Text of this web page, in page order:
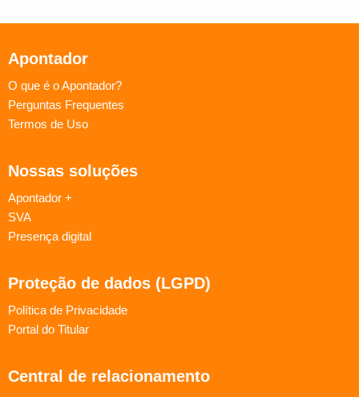
Apontador
O que é o Apontador?
Perguntas Frequentes
Termos de Uso
Nossas soluções
Apontador +
SVA
Presença digital
Proteção de dados (LGPD)
Política de Privacidade
Portal do Titular
Central de relacionamento